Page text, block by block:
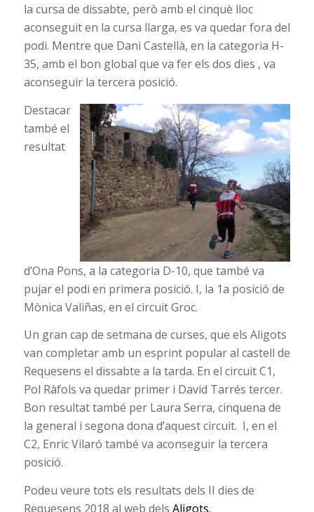
la cursa de dissabte, però amb el cinquè lloc
aconseguit en la cursa llarga, es va quedar fora del
podi. Mentre que Dani Castellà, en la categoria H-
35, amb el bon global que va fer els dos dies , va
aconseguir la tercera posició.
Destacar
també el
resultat
d’Ona Pons, a la categoria D-10, que també va
pujar el podi en primera posició. I, la 1a posició de
Mònica Valiñas, en el circuit Groc.
Un gran cap de setmana de curses, que els Aligots
van completar amb un esprint popular al castell de
Requesens el dissabte a la tarda. En el circuit C1,
Pol Ràfols va quedar primer i David Tarrés tercer.
Bon resultat també per Laura Serra, cinquena de
la general i segona dona d’aquest circuit. I, en el
C2, Enric Vilaró també va aconseguir la tercera
posició.
Podeu veure tots els resultats dels II dies de
Requesens 2018 al web dels Aligots.